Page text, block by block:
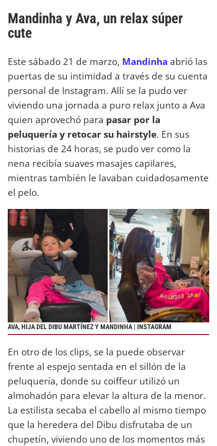
Mandinha y Ava, un relax súper
cute
Este sábado 21 de marzo, Mandinha abrió las
puertas de su intimidad a través de su cuenta
personal de Instagram. Allí se la pudo ver
viviendo una jornada a puro relax junto a Ava
quien aprovechó para pasar por la
peluquería y retocar su hairstyle. En sus
historias de 24 horas, se pudo ver como la
nena recibía suaves masajes capilares,
mientras también le lavaban cuidadosamente
el pelo.
AVA, HIJA DEL DIBU MARTÍNEZ Y MANDINHA | INSTAGRAM
En otro de los clips, se la puede observar
frente al espejo sentada en el sillón de la
peluquería, donde su coiffeur utilizó un
almohadón para elevar la altura de la menor.
La estilista secaba el cabello al mismo tiempo
que la heredera del Dibu disfrutaba de un
chupetín, viviendo uno de los momentos más